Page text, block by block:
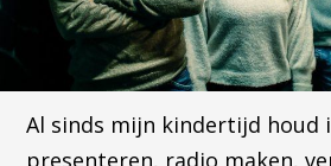
Al sinds mijn kindertijd houd